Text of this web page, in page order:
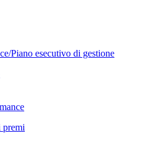
Piano esecutivo di gestione
premi